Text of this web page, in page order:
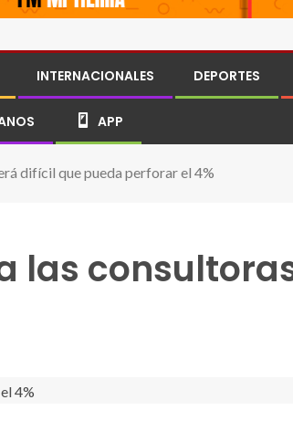
INTERNACIONALES DEPORTES
APP
difícil que pueda perforar el 4%
las